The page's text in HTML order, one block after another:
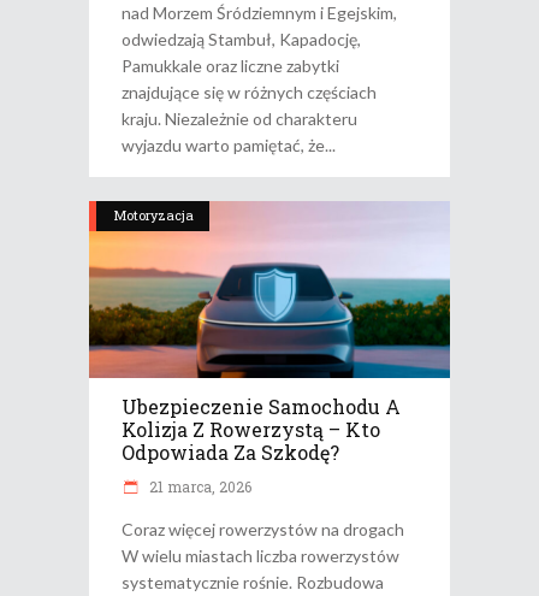
nad Morzem Śródziemnym i Egejskim,
odwiedzają Stambuł, Kapadocję,
Pamukkale oraz liczne zabytki
znajdujące się w różnych częściach
kraju. Niezależnie od charakteru
wyjazdu warto pamiętać, że
Motoryzacja
Ubezpieczenie Samochodu A
Kolizja Z Rowerzystą – Kto
Odpowiada Za Szkodę?
21 marca, 2026
Coraz więcej rowerzystów na drogach
W wielu miastach liczba rowerzystów
systematycznie rośnie. Rozbudowa